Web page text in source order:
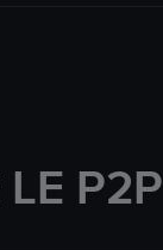
P2P